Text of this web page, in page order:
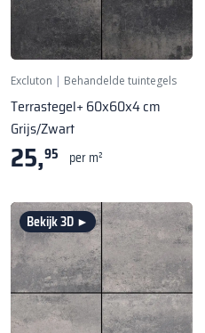
Excluton | Behandelde tuintegels
Terrastegel+ 60x60x4 cm
Grijs/Zwart
25,95 per m²
Bekijk 3D ►